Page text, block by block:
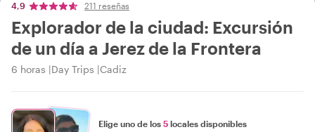
4,9 211 reseñas
Explorador de la ciudad: Excursión
de un día a Jerez de la Frontera
6 horas Day Trips Cadiz
Elige uno de los 5 locales disponibles